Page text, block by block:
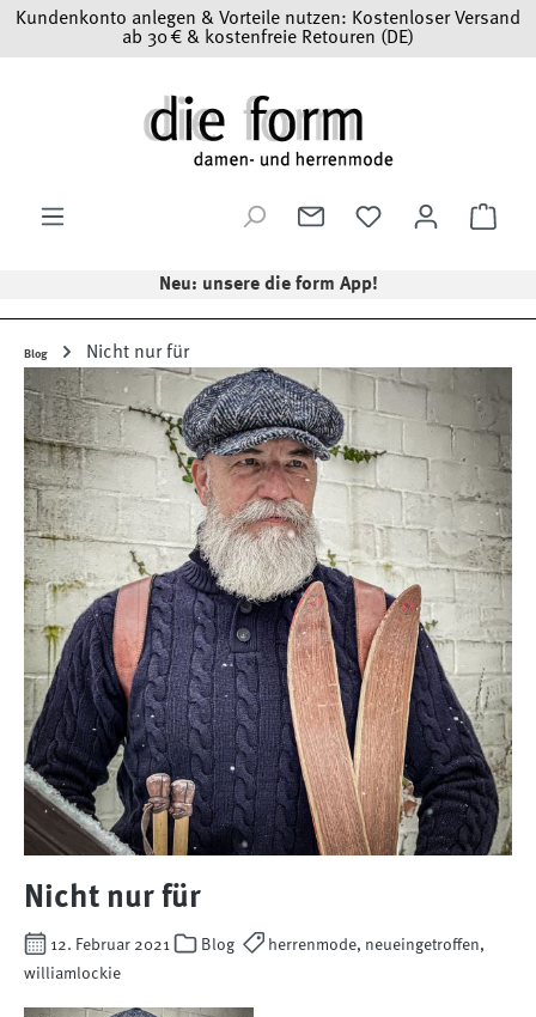
Zum Hauptinhalt springen
Kundenkonto anlegen & Vorteile nutzen: Kostenloser Versand
ab 30 € & kostenfreie Retouren (DE)
Neu: unsere die form App!
Blog Nicht nur für
Nicht nur für
12. Februar 2021 Blog
herrenmode, neueingetroffen,
williamlockie